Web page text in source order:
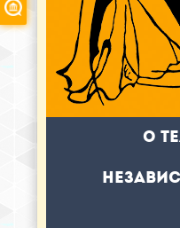
О